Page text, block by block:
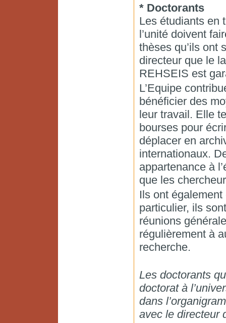
* Doctorants
Les étudiants en
l’unité doivent
thèses qu’ils ont
directeur que le
REHSEIS est
L’Equipe
bénéficier des
leur travail. Elle
bourses pour
déplacer en
internationaux.
appartenance à
que les
Ils ont
particulier, ils
réunions
régulièrement à
recherche.
Les doctorants
doctorat à
dans
avec le directeur